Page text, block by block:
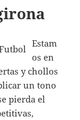
Estam
os en
y chollos
un tono
pierda el